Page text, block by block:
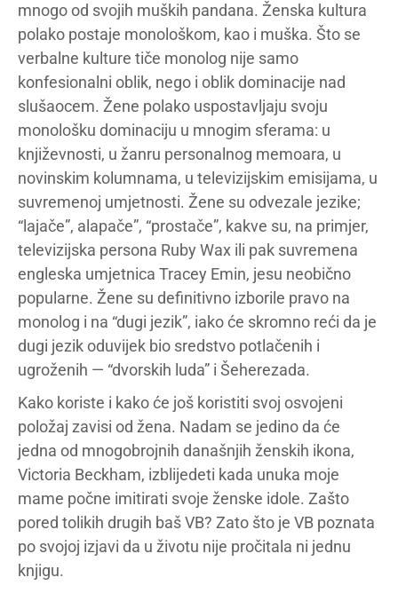
mnogo od svojih muških pandana. Ženska kultura
polako postaje monološkom, kao i muška. Što se
verbalne kulture tiče monolog nije samo
konfesionalni oblik, nego i oblik dominacije nad
slušaocem. Žene polako uspostavljaju svoju
monološku dominaciju u mnogim sferama: u
književnosti, u žanru personalnog memoara, u
novinskim kolumnama, u televizijskim emisijama, u
suvremenoj umjetnosti. Žene su odvezale jezike;
“lajače”, alapače”, “prostače”, kakve su, na primjer,
televizijska persona Ruby Wax ili pak suvremena
engleska umjetnica Tracey Emin, jesu neobično
popularne. Žene su definitivno izborile pravo na
monolog i na “dugi jezik”, iako će skromno reći da je
dugi jezik oduvijek bio sredstvo potlačenih i
ugroženih — “dvorskih luda” i Šeherezada.
Kako koriste i kako će još koristiti svoj osvojeni
položaj zavisi od žena. Nadam se jedino da će
jedna od mnogobrojnih današnjih ženskih ikona,
Victoria Beckham, izblijedeti kada unuka moje
mame počne imitirati svoje ženske idole. Zašto
pored tolikih drugih baš VB? Zato što je VB poznata
po svojoj izjavi da u životu nije pročitala ni jednu
knjigu.